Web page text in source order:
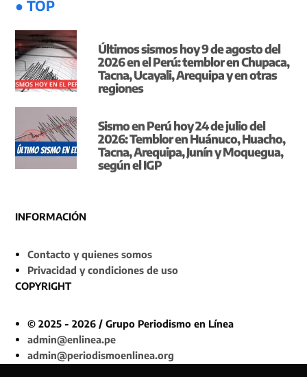
● TOP
Últimos sismos hoy 9 de agosto del
2026 en el Perú: temblor en Chupaca,
Tacna, Ucayali, Arequipa y en otras
regiones
Sismo en Perú hoy 24 de julio del
2026: Temblor en Huánuco, Huacho,
Tacna, Arequipa, Junín y Moquegua,
según el IGP
INFORMACIÓN
Contacto y quienes somos
Privacidad y condiciones de uso
COPYRIGHT
© 2025 - 2026 / Grupo Periodismo en Línea
admin@enlinea.pe
admin@periodismoenlinea.org